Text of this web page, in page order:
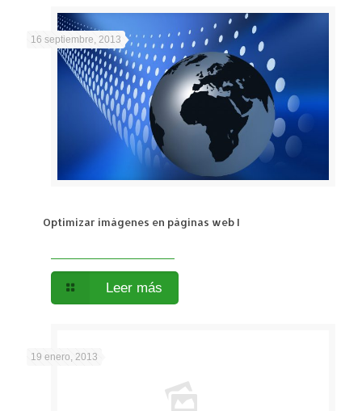
16 septiembre, 2013
Optimizar imágenes en páginas web I
Leer más
19 enero, 2013